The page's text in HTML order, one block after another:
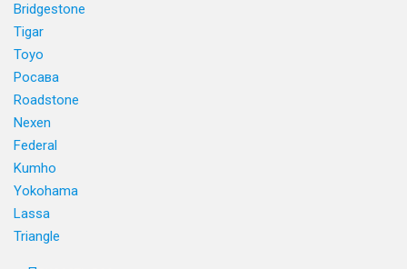
Bridgestone
Tigar
Toyo
Росава
Roadstone
Nexen
Federal
Kumho
Yokohama
Lassa
Triangle